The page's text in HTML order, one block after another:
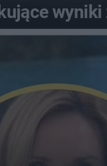
wyniki